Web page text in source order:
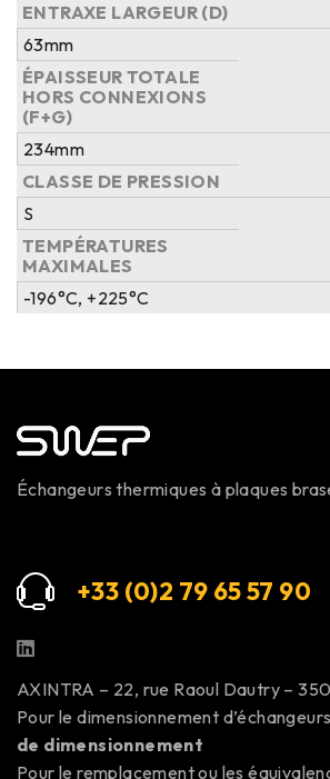
ENTRAXE LARGEUR (D)
63mm
ÉPAISSEUR TOTALE
HORS CONNEXIONS
(F+G)
234mm
CLASSE DE PRESSION
S
TEMPÉRATURES
MAXIMALES
-196°C, +225°C
Échangeurs thermiques à plaques
+33 (0)2 79 65 57 90
AXINTRA – 22, rue Raoul Dautry –
Pour le dimensionnement
de dimensionnement
Pour le remplacement ou les